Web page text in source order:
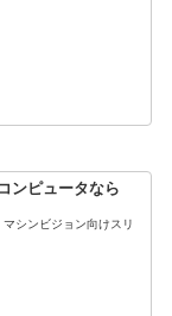
ンピュータなら
シンビジョン向けスリ